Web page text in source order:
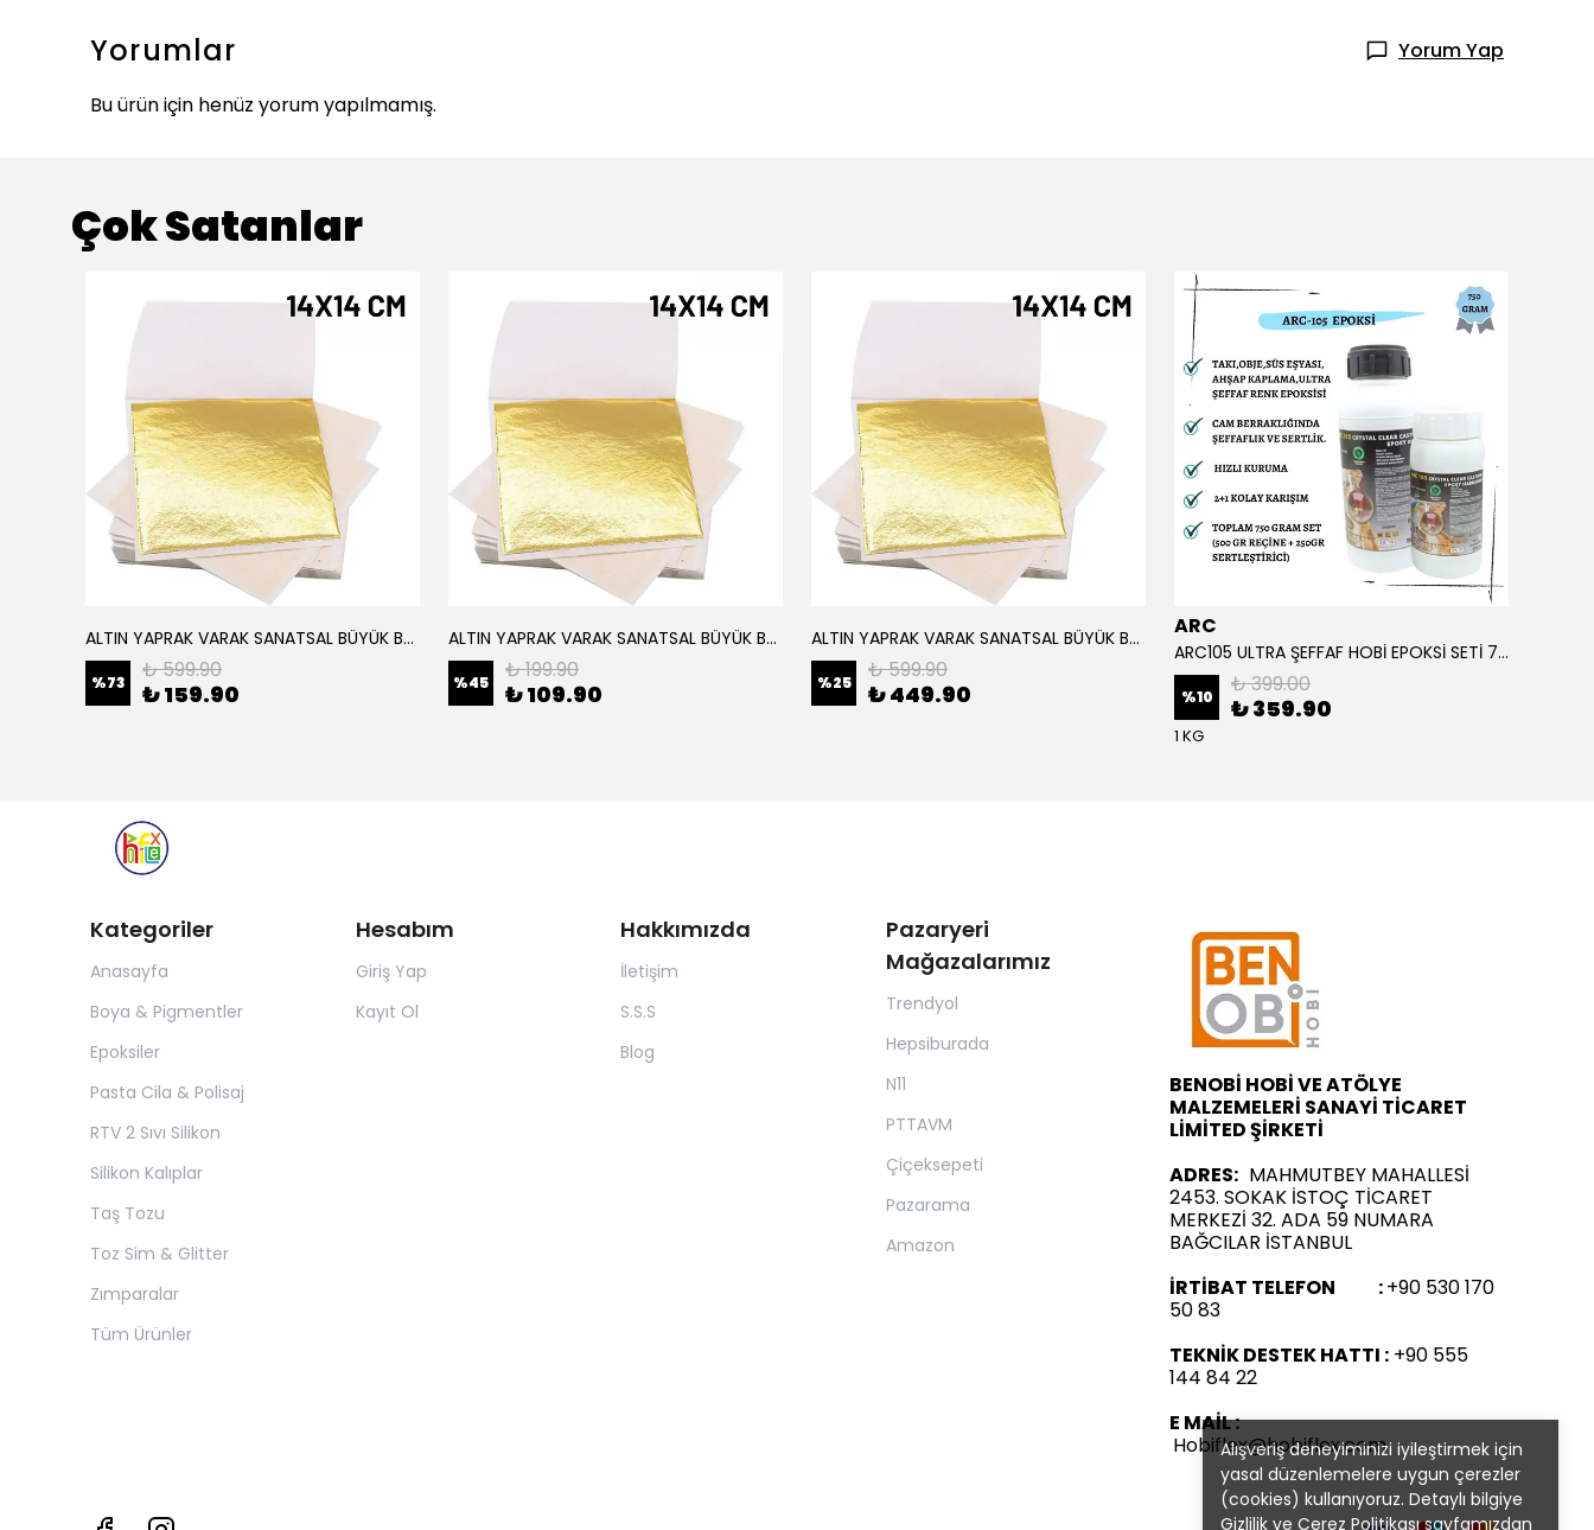
Alışveriş deneyiminizi iyileştirmek için
yasal düzenlemelere uygun çerezler
(cookies) kullanıyoruz. Detaylı bilgiye
Gizlilik ve Çerez Politikasısayfamızdan
Yorumlar
Yorum Yap
Bu ürün için henüz yorum yapılmamış.
Çok Satanlar
ALTIN YAPRAK VARAK SANATSAL BÜYÜK BOY FOLYO EPOKSİ REÇİNE NAİL ART 16 ADET 14X14 CM ALTIN RENK
%73 ₺ 599.90
₺ 159.90
ALTIN YAPRAK VARAK SANATSAL BÜYÜK BOY FOLYO EPOKSİ REÇİNE NAİL ART 8 ADET ALTIN RENK 14X14 CM
%45 ₺ 199.90
₺ 109.90
ALTIN YAPRAK VARAK SANATSAL BÜYÜK BOY FOLYO EPOKSİ REÇİNE NAİL ART 90 ADET 14X14 CM ALTIN RENK
%25 ₺ 599.90
₺ 449.90
ARC
ARC105 ULTRA ŞEFFAF HOBİ EPOKSİ SETİ 750 GRAM
%10 ₺ 399.00
₺ 359.90
1 KG
Kategoriler
Anasayfa
Boya & Pigmentler
Epoksiler
Pasta Cila & Polisaj
RTV 2 Sıvı Silikon
Silikon Kalıplar
Taş Tozu
Toz Sim & Glitter
Zımparalar
Tüm Ürünler
Hesabım
Giriş Yap
Kayıt Ol
Hakkımızda
İletişim
S.S.S
Blog
Pazaryeri
Mağazalarımız
Trendyol
Hepsiburada
N11
PTTAVM
Çiçeksepeti
Pazarama
Amazon
BENOBİ HOBİ VE ATÖLYE
MALZEMELERİ SANAYİ TİCARET
LİMİTED ŞİRKETİ
ADRES: MAHMUTBEY MAHALLESİ
2453. SOKAK İSTOÇ TİCARET
MERKEZİ 32. ADA 59 NUMARA
BAĞCILAR İSTANBUL
İRTİBAT TELEFON :+90 530 170
50 83
TEKNİK DESTEK HATTI : +90 555
144 84 22
E MAİL :
Hobiflex@hobiflex.com